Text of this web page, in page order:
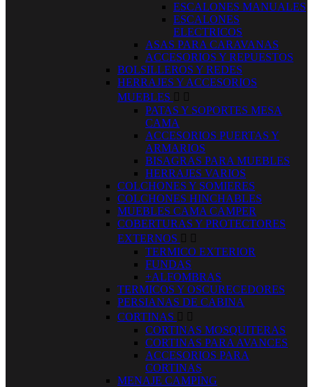
ESCALONES MANUALES
ESCALONES
ELECTRICOS
ASAS PARA CARAVANAS
ACCESORIOS Y REPUESTOS
BOLSILLEROS Y REDES
HERRAJES Y ACCESORIOS
MUEBLES  
PATAS Y SOPORTES MESA
CAMA
ACCESORIOS PUERTAS Y
ARMARIOS
BISAGRAS PARA MUEBLES
HERRAJES VARIOS
COLCHONES Y SOMIERES
COLCHONES HINCHABLES
MUEBLES CAMA CAMPER
COBERTURAS Y PROTECTORES
EXTERNOS  
TERMICO EXTERIOR
FUNDAS
+ALFOMBRAS
TERMICOS Y OSCURECEDORES
PERSIANAS DE CABINA
CORTINAS  
CORTINAS MOSQUITERAS
CORTINAS PARA AVANCES
ACCESORIOS PARA
CORTINAS
MENAJE CAMPING